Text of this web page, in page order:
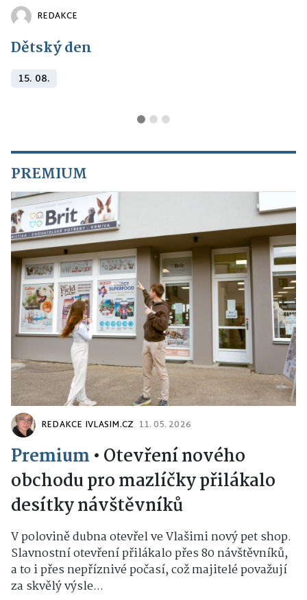
REDAKCE
Dětský den
15. 08.
PREMIUM
REDAKCE IVLASIM.CZ 11. 05. 2026
Premium • Otevření nového
obchodu pro mazlíčky přilákalo
desítky návštěvníků
V polovině dubna otevřel ve Vlašimi nový pet shop.
Slavnostní otevření přilákalo přes 80 návštěvníků,
a to i přes nepříznivé počasí, což majitelé považují
za skvělý výsle...